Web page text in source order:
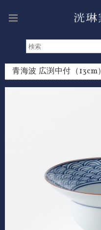
青海波 広渕中付（13cm）